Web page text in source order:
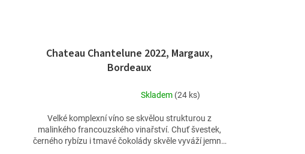
Chateau Chantelune 2022, Margaux,
Bordeaux
hodnocení
produktu
je
5,0
Skladem (24 ks)
Velké komplexní víno se skvělou strukturou z
malinkého francouzského vinařství. Chuť švestek,
černého rybízu i tmavé čokolády skvěle vyváží jemná